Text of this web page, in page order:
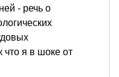
- речь о
что я в шоке от